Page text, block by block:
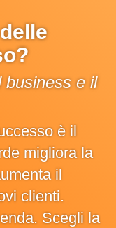
business e il
è il
migliora la
il
clienti.
Scegli la